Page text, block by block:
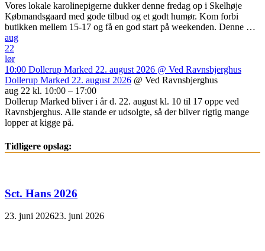
Vores lokale karolinepigerne dukker denne fredag op i Skelhøje
Købmandsgaard med gode tilbud og et godt humør. Kom forbi
butikken mellem 15-17 og få en god start på weekenden. Denne …
aug
22
lør
10:00 Dollerup Marked 22. august 2026 @ Ved Ravnsbjerghus
Dollerup Marked 22. august 2026 @ Ved Ravnsbjerghus
aug 22 kl. 10:00 – 17:00
Dollerup Marked bliver i år d. 22. august kl. 10 til 17 oppe ved
Ravnsbjerghus. Alle stande er udsolgte, så der bliver rigtig mange
lopper at kigge på.
Tidligere opslag:
Sct. Hans 2026
23. juni 202623. juni 2026